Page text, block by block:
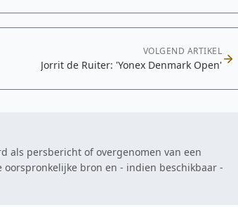
VOLGEND ARTIKEL
Jorrit de Ruiter: 'Yonex Denmark Open'
als persbericht of overgenomen van een
bron en - indien beschikbaar -